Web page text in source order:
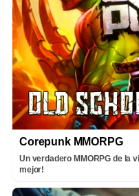
Corepunk MMORPG
Un verdadero MMORPG de la
mejor!